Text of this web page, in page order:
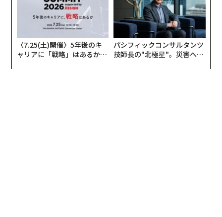
〈7.25(土)開催〉5年後のキ
ャリアに「戦略」はあるか。
パシフィックコンサルタンツ
技師長の"北極星"。災害への